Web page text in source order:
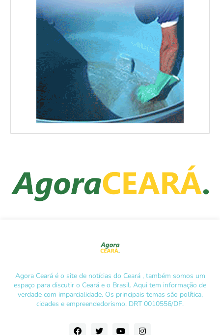
Agora Ceará é o site de notícias do Ceará , também somos um
espaço para discutir o Ceará e o Brasil. Aqui tem informação de
verdade com imparcialidade. Os principais temas são política,
cidades e empreendedorismo. DRT 0010556/DF.